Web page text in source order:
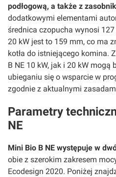
podłogową, a także z
dodatkowymi elementami
średnica czopucha wynosi
20 kW jest to 159 mm, co ma
kotła do istniejącego komina.
B NE 10 kW, jak i 20 kW mogą
ubieganiu się o wsparcie w
zgodnie z aktualnymi
Parametry
NE
Mini Bio B NE występuje w
obie z szerokim zakresem
Ecodesign 2020. Poniżej